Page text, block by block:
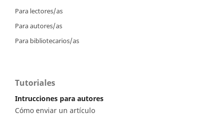
Para lectores/as
Para autores/as
Para bibliotecarios/as
Tutoriales
Intrucciones para autores
Cómo enviar un artículo